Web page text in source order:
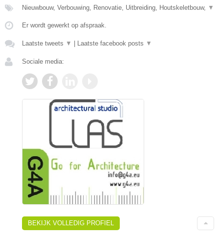
Nieuwbouw, Verbouwing, Renovatie, Uitbreiding, Houtskeletbouw, ▼
Er wordt gewerkt op afspraak.
Laatste tweets ▼ Laatste facebook posts ▼
Sociale media:
BEKIJK VOLLEDIG PROFIEL